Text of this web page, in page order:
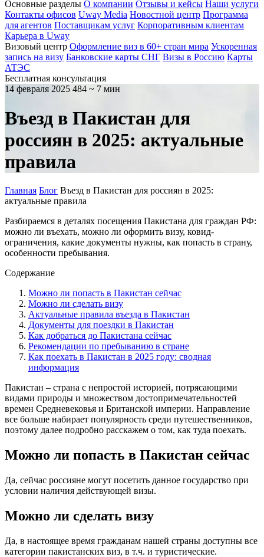
Основные разделы О компании Отзывы и кейсы Наши услуги
Контакты офисов Uway Media Новостной центр Программа
для агентов Поставщикам услуг Корпоративным клиентам
Карьера в Uway
Визовый центр Оформление виз в 60+ стран мира Ускоренная
запись на визу Банковские карты СНГ Визы в Россию Карты
АТЭС
Бесплатная консультация
14 февраля 2025 484 ~ 7 мин
Въезд в Пакистан для
россиян в 2025: актуальные
правила
Главная Блог Въезд в Пакистан для россиян в 2025:
актуальные правила
Разбираемся в деталях посещения Пакистана для граждан РФ:
можно ли въехать, можно ли оформить визу, ковид-
ограничения, какие документы нужны, как попасть в страну,
особенности пребывания.
Содержание
Можно ли попасть в Пакистан сейчас
Можно ли сделать визу
Актуальные правила въезда в Пакистан
Документы для поездки в Пакистан
Как добраться до Пакистана сейчас
Рекомендации по пребыванию в стране
Как поехать в Пакистан в 2025 году: сводная
информация
Пакистан – страна с непростой историей, потрясающими
видами природы и множеством достопримечательностей
времен Средневековья и Британской империи. Направление
все больше набирает популярность среди путешественников,
поэтому далее подробно расскажем о том, как туда поехать.
Можно ли попасть в Пакистан сейчас
Да, сейчас россияне могут посетить данное государство при
условии наличия действующей визы.
Можно ли сделать визу
Да, в настоящее время гражданам нашей страны доступны все
категории пакистанских виз, в т.ч. и туристические.